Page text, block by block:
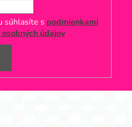
súhlasíte s podmienkami
údajov